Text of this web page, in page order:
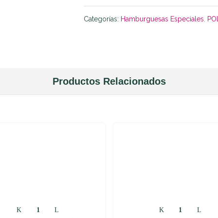
Categorías: Hamburguesas Especiales
Productos Relacionados
Pechugas
Muslos